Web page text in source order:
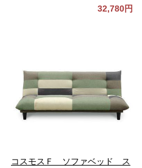
32,780円
コスモスＦ ソファベッド ス